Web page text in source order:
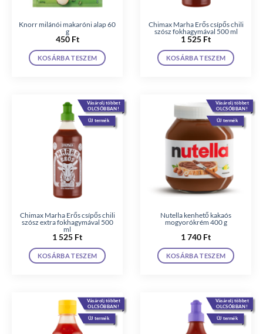
Knorr milánói makaróni alap 60
g
450 Ft
KOSÁRBA TESZEM
Chimax Marha Erős csípős chili
szósz fokhagymával 500 ml
1 525 Ft
KOSÁRBA TESZEM
Vásárolj többet
OLCSÓBBAN!
ÚJ termék
Chimax Marha Erős csípős chili
szósz extra fokhagymával 500
ml
1 525 Ft
KOSÁRBA TESZEM
Vásárolj többet
OLCSÓBBAN!
ÚJ termék
Nutella kenhető kakaós
mogyorókrém 400 g
1 740 Ft
KOSÁRBA TESZEM
Vásárolj többet
OLCSÓBBAN!
ÚJ termék
Vásárolj többet
OLCSÓBBAN!
ÚJ termék